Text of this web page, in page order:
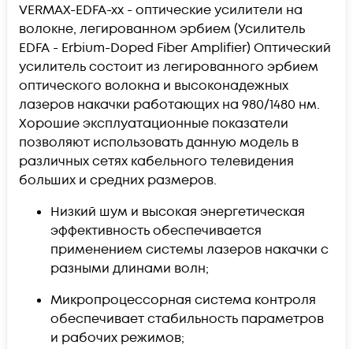
VERMAX-EDFA-xx - оптические усилители на
волокне, легированном эрбием (Усилитель
EDFA - Erbium-Doped Fiber Amplifier) Оптический
усилитель состоит из легированного эрбием
оптического волокна и высоконадежных
лазеров накачки работающих на 980/1480 нм.
Хорошие эксплуатационные показатели
позволяют использовать данную модель в
различных сетях кабельного телевидения
больших и средних размеров.
Низкий шум и высокая энергетическая
эффективность обеспечивается
применением системы лазеров накачки с
разными длинами волн;
Микропроцессорная система контроля
обеспечивает стабильность параметров
и рабочих режимов;